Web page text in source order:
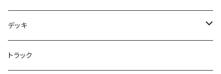
Tシャツ
パンツ
NIKE SB ORANGE LABEL/ISO
NIKE SB ISHOD2
HI5のパーツセット
エントリーモデルコンプリート
デッキ
7インチ
トラック